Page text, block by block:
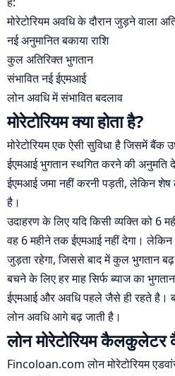
मोरेटोरियम अवधि के दौरान जुड़ने वाला
नई अनुमानित बकाया राशि
कुल अतिरिक्त भुगतान
संभावित नई ईएमआई
लोन अवधि में संभावित बदलाव
मोरेटोरियम क्या होता है?
मोरेटोरियम एक ऐसी सुविधा है जिसमें बैंक
ईएमआई भुगतान स्थगित करने की अनुमति
ईएमआई जमा नहीं करनी पड़ती, लेकिन शेष
है।
उदाहरण के लिए यदि किसी व्यक्ति को 6
वह 6 महीने तक ईएमआई नहीं देगा। लेकिन
जुड़ता रहेगा, जिससे बाद में कुल भुगतान
बचने के लिए हर माह सिर्फ ब्याज का
ईएमआई और अवधि पहले जैसे ही रहते है।
लोन अवधि आगे बढ़ जाती है।
लोन मोरेटोरियम
Fincoloan.com लोन मोरेटोरियम